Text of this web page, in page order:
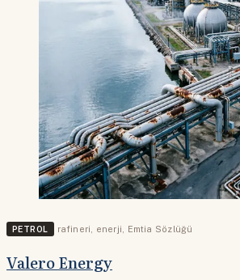
PETROL rafineri enerji Emtia Sözlüğü
Valero Energy